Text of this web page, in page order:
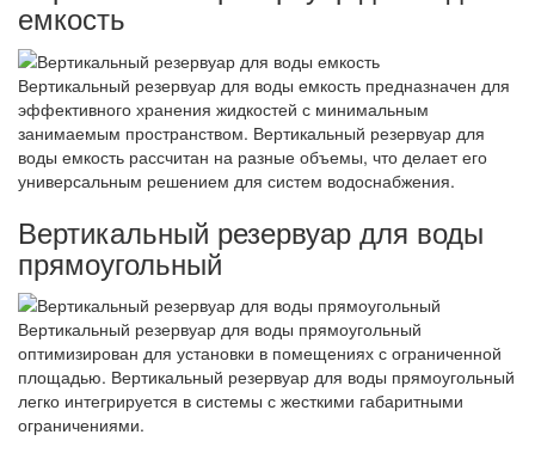
емкость
Вертикальный резервуар для воды емкость предназначен для
эффективного хранения жидкостей с минимальным
занимаемым пространством. Вертикальный резервуар для
воды емкость рассчитан на разные объемы, что делает его
универсальным решением для систем водоснабжения.
Вертикальный резервуар для воды
прямоугольный
Вертикальный резервуар для воды прямоугольный
оптимизирован для установки в помещениях с ограниченной
площадью. Вертикальный резервуар для воды прямоугольный
легко интегрируется в системы с жесткими габаритными
ограничениями.